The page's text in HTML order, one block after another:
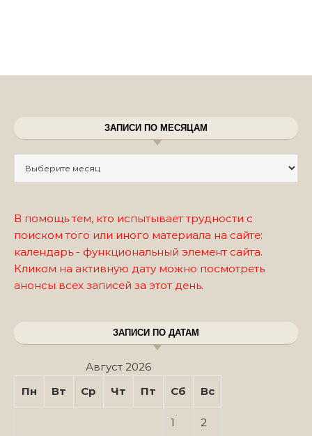
ЗАПИСИ ПО МЕСЯЦАМ
В помощь тем, кто испытывает трудности с
поиском того или иного материала на сайте:
календарь - функциональный элемент сайта.
Кликом на активную дату можно посмотреть
анонсы всех записей за этот день.
ЗАПИСИ ПО ДАТАМ
Август 2026
Пн
Вт Ср Чт Пт Сб Вс
1 2